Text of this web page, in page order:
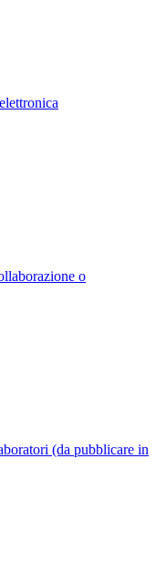
o
(da pubblicare in